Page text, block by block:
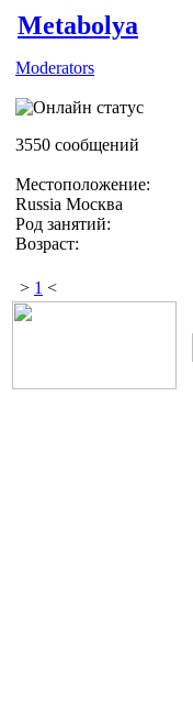
Metabolya
Moderators
3550 сообщений
Местоположение:
Russia Москва
Род занятий:
Возраст:
> 1 <